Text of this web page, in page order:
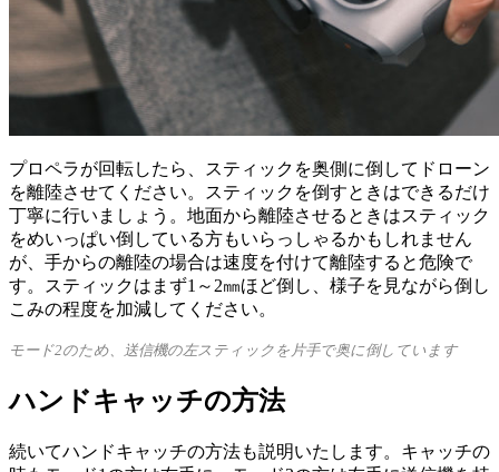
プロペラが回転したら、スティックを奥側に倒してドローン
を離陸させてください。スティックを倒すときはできるだけ
丁寧に行いましょう。地面から離陸させるときはスティック
をめいっぱい倒している方もいらっしゃるかもしれません
が、手からの離陸の場合は速度を付けて離陸すると危険で
す。スティックはまず1～2㎜ほど倒し、様子を見ながら倒し
こみの程度を加減してください。
モード2のため、送信機の左スティックを片手で奥に倒しています
ハンドキャッチの方法
続いてハンドキャッチの方法も説明いたします。キャッチの